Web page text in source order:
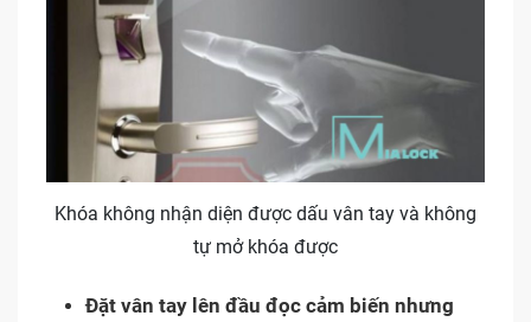
Khóa không nhận diện được dấu vân tay và không
tự mở khóa được
Đặt vân tay lên đầu đọc cảm biến nhưng